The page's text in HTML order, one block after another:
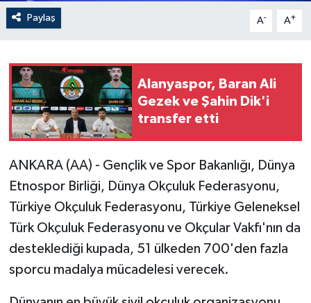
Paylaş A- A+
Alanyaspor, Baran Ali
Gezek ve Şahin Dik'i
transfer etti
ANKARA (AA) - Gençlik ve Spor Bakanlığı, Dünya
Etnospor Birliği, Dünya Okçuluk Federasyonu,
Türkiye Okçuluk Federasyonu, Türkiye Geleneksel
Türk Okçuluk Federasyonu ve Okçular Vakfı'nın da
desteklediği kupada, 51 ülkeden 700'den fazla
sporcu madalya mücadelesi verecek.